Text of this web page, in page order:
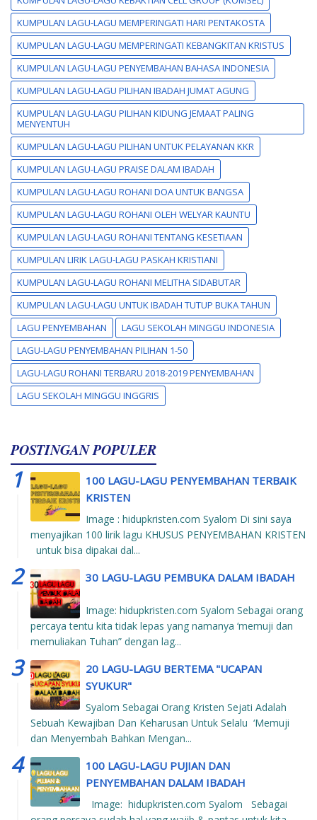
KUMPULAN LAGU-LAGU MEMPERINGATI HARI PENTAKOSTA
KUMPULAN LAGU-LAGU MEMPERINGATI KEBANGKITAN KRISTUS
KUMPULAN LAGU-LAGU PENYEMBAHAN BAHASA INDONESIA
KUMPULAN LAGU-LAGU PILIHAN IBADAH JUMAT AGUNG
KUMPULAN LAGU-LAGU PILIHAN KIDUNG JEMAAT PALING
MENYENTUH
KUMPULAN LAGU-LAGU PILIHAN UNTUK PELAYANAN KKR
KUMPULAN LAGU-LAGU PRAISE DALAM IBADAH
KUMPULAN LAGU-LAGU ROHANI DOA UNTUK BANGSA
KUMPULAN LAGU-LAGU ROHANI OLEH WELYAR KAUNTU
KUMPULAN LAGU-LAGU ROHANI TENTANG KESETIAAN
KUMPULAN LIRIK LAGU-LAGU PASKAH KRISTIANI
KUMPULAN LAGU-LAGU ROHANI MELITHA SIDABUTAR
KUMPULAN LAGU-LAGU UNTUK IBADAH TUTUP BUKA TAHUN
LAGU PENYEMBAHAN
LAGU SEKOLAH MINGGU INDONESIA
LAGU-LAGU PENYEMBAHAN PILIHAN 1-50
LAGU-LAGU ROHANI TERBARU 2018-2019 PENYEMBAHAN
LAGU SEKOLAH MINGGU INGGRIS
POSTINGAN POPULER
100 LAGU-LAGU PENYEMBAHAN TERBAIK
KRISTEN
Image : hidupkristen.com Syalom Di sini saya
menyajikan 100 lirik lagu KHUSUS PENYEMBAHAN KRISTEN
untuk bisa dipakai dal...
30 LAGU-LAGU PEMBUKA DALAM IBADAH
Image: hidupkristen.com Syalom Sebagai orang
percaya tentu kita tidak lepas yang namanya ‘memuji dan
memuliakan Tuhan” dengan lag...
20 LAGU-LAGU BERTEMA "UCAPAN
SYUKUR"
Syalom Sebagai Orang Kristen Sejati Adalah
Sebuah Kewajiban Dan Keharusan Untuk Selalu ‘Memuji
dan Menyembah Bahkan Mengan...
100 LAGU-LAGU PUJIAN DAN
PENYEMBAHAN DALAM IBADAH
Image: hidupkristen.com Syalom Sebagai